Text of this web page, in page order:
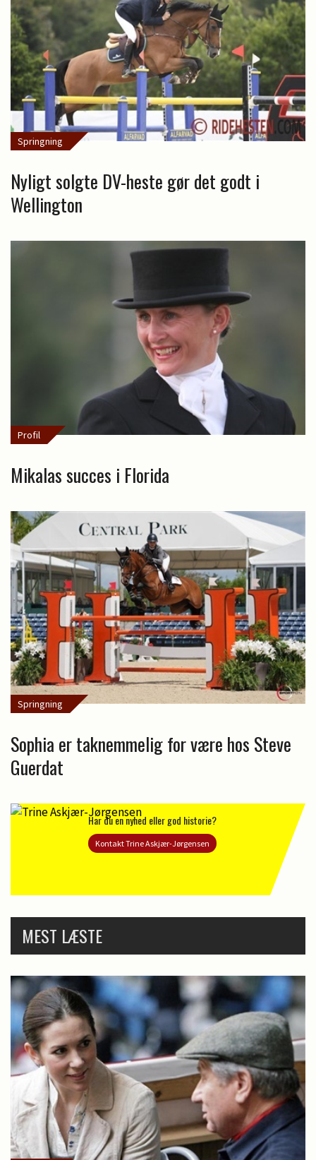
Springning
Nyligt solgte DV-heste gør det godt i
Wellington
Profil
Mikalas succes i Florida
Springning
Sophia er taknemmelig for være hos Steve
Guerdat
Har du en nyhed eller god historie?
Kontakt Trine Askjær-Jørgensen
MEST LÆSTE